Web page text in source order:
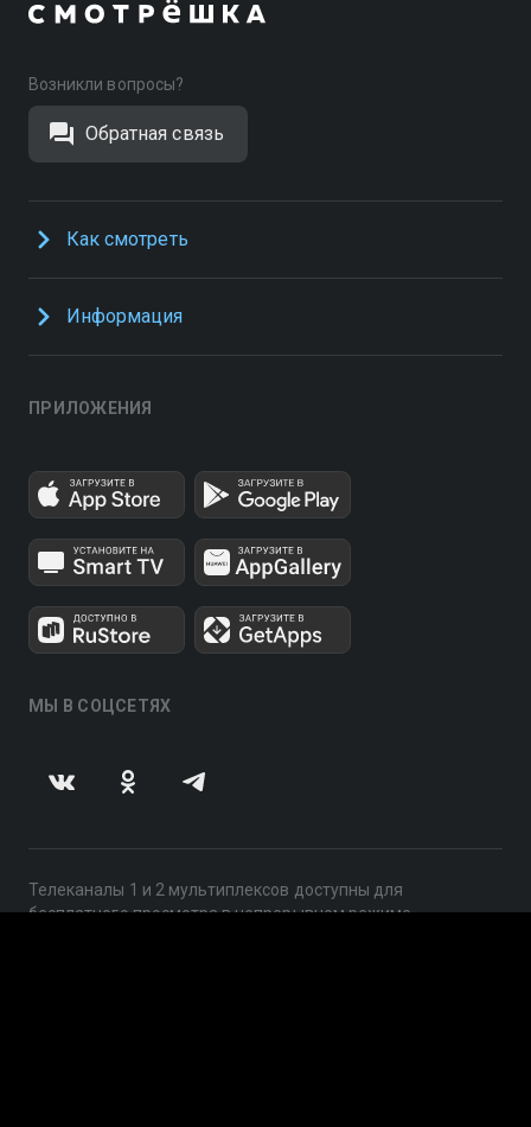
Возникли вопросы?
Обратная связь
Как смотреть
Информация
ПРИЛОЖЕНИЯ
МЫ В СОЦСЕТЯХ
Телеканалы 1 и 2 мультиплексов доступны для
бесплатного просмотра в непрерывном режиме,